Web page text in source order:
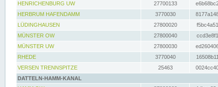
HENRICHENBURG UW
27700133
HERBRUM HAFENDAMM
3770030
LÜDINGHAUSEN
27800020
MÜNSTER OW
27800040
MÜNSTER UW
27800030
RHEDE
3770040
VERSEN TRENNSPITZE
25463
DATTELN-HAMM-KANAL